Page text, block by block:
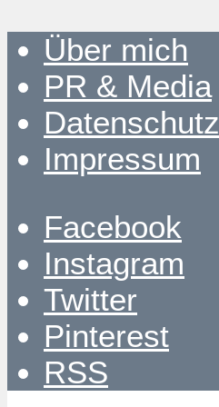
Über mich
PR & Media
Datenschutz
Impressum
Facebook
Instagram
Twitter
Pinterest
RSS